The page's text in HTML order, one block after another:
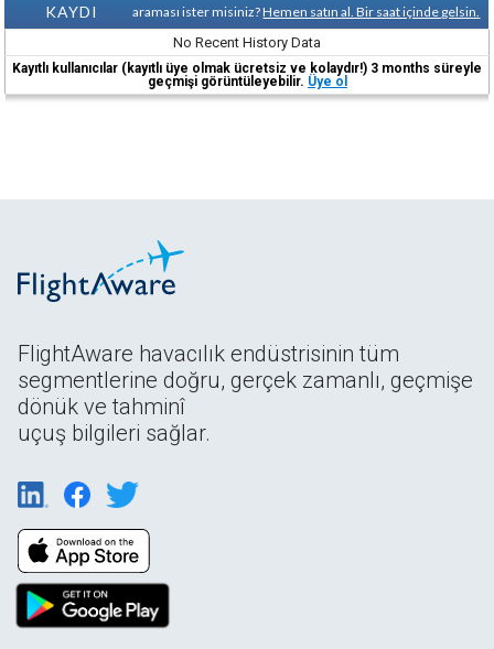
KAYDI
araması ister misiniz?Hemen satın al. Bir saat içinde gelsin.
No Recent History Data
Kayıtlı kullanıcılar (kayıtlı üye olmak ücretsiz ve kolaydır!) 3 months süreyle
geçmişi görüntüleyebilir. Üye ol
FlightAware havacılık endüstrisinin tüm
segmentlerine doğru, gerçek zamanlı, geçmişe
dönük ve tahminî
uçuş bilgileri sağlar.